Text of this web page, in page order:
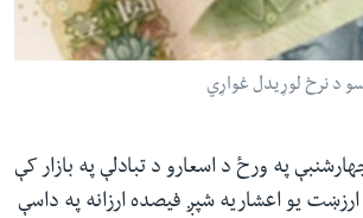
شئ
د نرخ لوړیدل غواړي
۱۲مه د چهارشنبې په ورځ د اسعارو د تبادلې په بازار کې
یو اعشاریه شپږ فیصده ارزانه په داسې